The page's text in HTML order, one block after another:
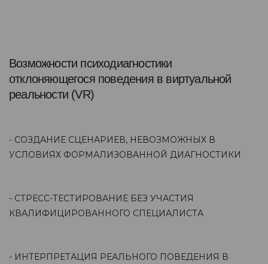
Возможности психодиагностики
отклоняющегося поведения в виртуальной
реальности (VR)
- СОЗДАНИЕ СЦЕНАРИЕВ, НЕВОЗМОЖНЫХ В
УСЛОВИЯХ ФОРМАЛИЗОВАННОЙ ДИАГНОСТИКИ
- СТРЕСС-ТЕСТИРОВАНИЕ БЕЗ УЧАСТИЯ
КВАЛИФИЦИРОВАННОГО СПЕЦИАЛИСТА
- ИНТЕРПРЕТАЦИЯ РЕАЛЬНОГО ПОВЕДЕНИЯ В